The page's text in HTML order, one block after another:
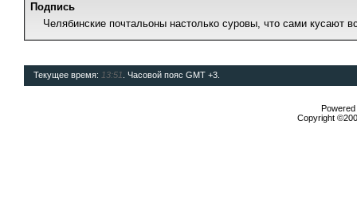
Подпись
Челябинские почтальоны настолько суровы, что сами кусают
Текущее время: 13:51 . Часовой пояс GMT +3.
Copyright